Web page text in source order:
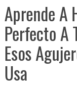
Aprende A
Perfecto A
Esos
Usa